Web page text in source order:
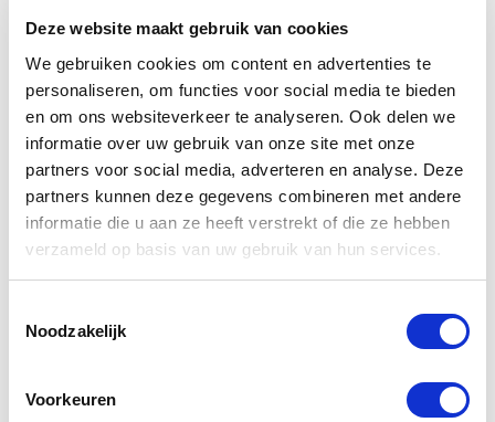
Deze website maakt gebruik van cookies
We gebruiken cookies om content en advertenties te
personaliseren, om functies voor social media te bieden
en om ons websiteverkeer te analyseren. Ook delen we
informatie over uw gebruik van onze site met onze
partners voor social media, adverteren en analyse. Deze
partners kunnen deze gegevens combineren met andere
informatie die u aan ze heeft verstrekt of die ze hebben
verzameld op basis van uw gebruik van hun services.
Noodzakelijk
VoorkeurenCowboy Magic Rosewater Shampoo 60 ml